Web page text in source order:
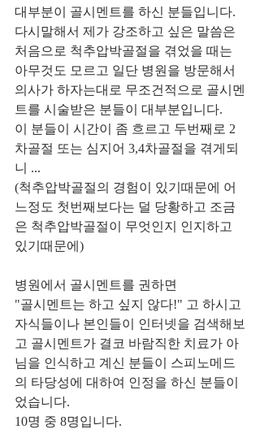
대부분이 골시멘트를 하신 분들입니다.
다시말해서 제가 강조하고 싶은 말씀은
처음으로 척추압박골절을 겪었을 때는
아무것도 모르고 일단 병원을 방문해서
의사가 하자는대로 무조건적으로 골시멘
트를 시술받은 분들이 대부분입니다.
이 분들이 시간이 좀 흐르고 두번째로 2
차골절 또는 심지어 3,4차골절을 겪게되
니 ...
(척추압박골절의 경험이 있기때문에 어
느정도 첫번째보다는 덜 당황하고 조금
은 척추압박골절이 무엇인지 인지하고
있기때문에)
병원에서 골시멘트를 권하면
"골시멘트는 하고 싶지 않다!" 고 하시고
자식들이나 본인들이 인터넷을 검색해보
고 골시멘트가 결코 바람직한 치료가 아
님을 인식하고 계신 분들이 스피노메드
의 타당성에 대하여 인정을 하신 분들이
었습니다.
10명 중 8명입니다.